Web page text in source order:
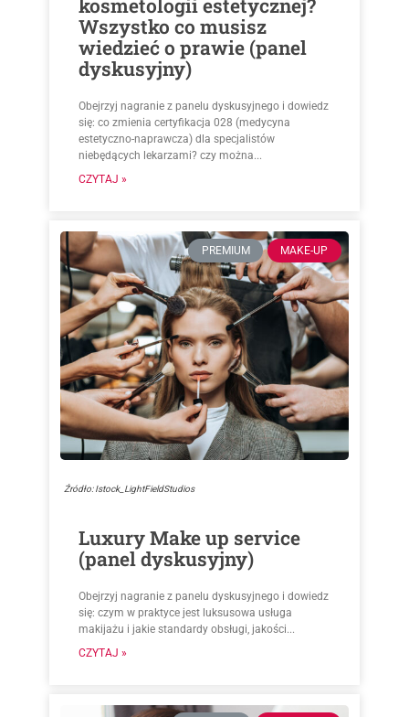
kosmetologii estetycznej?
Wszystko co musisz
wiedzieć o prawie (panel
dyskusyjny)
Obejrzyj nagranie z panelu dyskusyjnego i dowiedz
się: co zmienia certyfikacja 028 (medycyna
estetyczno-naprawcza) dla specjalistów
niebędących lekarzami? czy można...
CZYTAJ »
PREMIUM MAKE-UP
Źródło: Istock_LightFieldStudios
Luxury Make up service
(panel dyskusyjny)
Obejrzyj nagranie z panelu dyskusyjnego i dowiedz
się: czym w praktyce jest luksusowa usługa
makijażu i jakie standardy obsługi, jakości...
CZYTAJ »